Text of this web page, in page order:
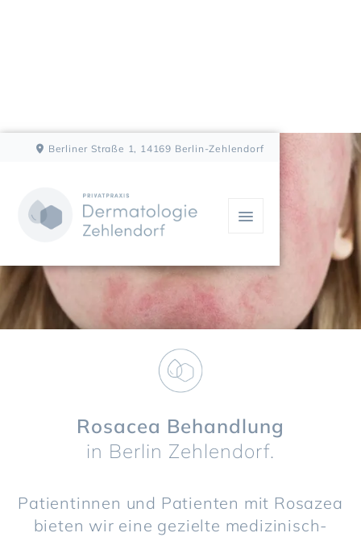
Berliner Straße 1, 14169 Berlin-Zehlendorf
Rosacea Behandlung
in Berlin Zehlendorf.
Patientinnen und Patienten mit Rosazea
bieten wir eine gezielte medizinisch-